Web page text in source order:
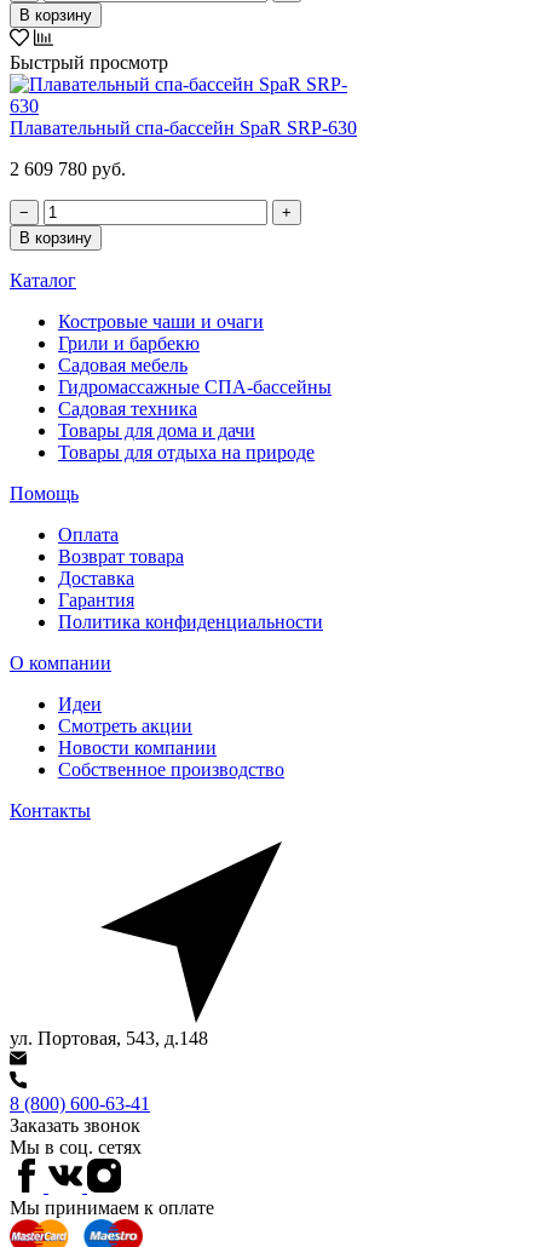
В корзину
Быстрый просмотр
Плавательный спа-бассейн SpaR SRP-630
2 609 780 руб.
−
+
В корзину
Каталог
Костровые чаши и очаги
Грили и барбекю
Садовая мебель
Гидромассажные СПА-бассейны
Садовая техника
Товары для дома и дачи
Товары для отдыха на природе
Помощь
Оплата
Возврат товара
Доставка
Гарантия
Политика конфиденциальности
О компании
Идеи
Смотреть акции
Новости компании
Собственное производство
Контакты
ул. Портовая, 543, д.148
8 (800) 600-63-41
Заказать звонок
Мы в соц. сетях
Мы принимаем к оплате